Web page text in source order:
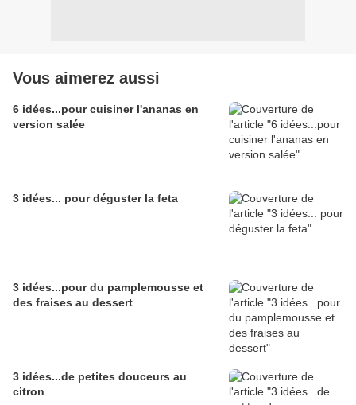
Vous aimerez aussi
6 idées...pour cuisiner l'ananas en
version salée
3 idées... pour déguster la feta
3 idées...pour du pamplemousse et
des fraises au dessert
3 idées...de petites douceurs au
citron